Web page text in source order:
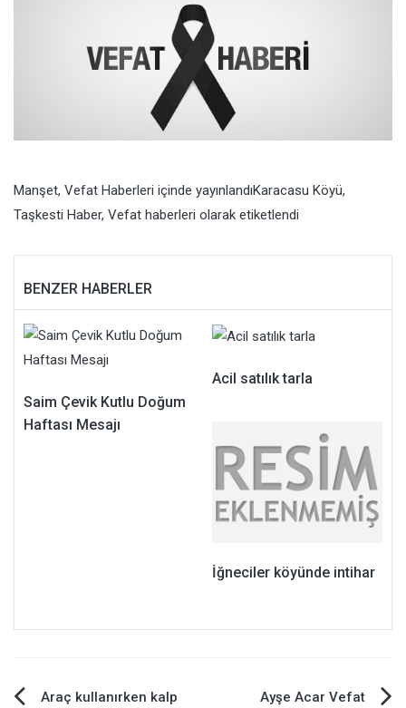
Manşet, Vefat Haberleri içinde yayınlandıKaracasu Köyü,
Taşkesti Haber, Vefat haberleri olarak etiketlendi
BENZER HABERLER
Saim Çevik Kutlu Doğum
Haftası Mesajı
Acil satılık tarla
İğneciler köyünde intihar
Araç kullanırken kalp Ayşe Acar Vefat